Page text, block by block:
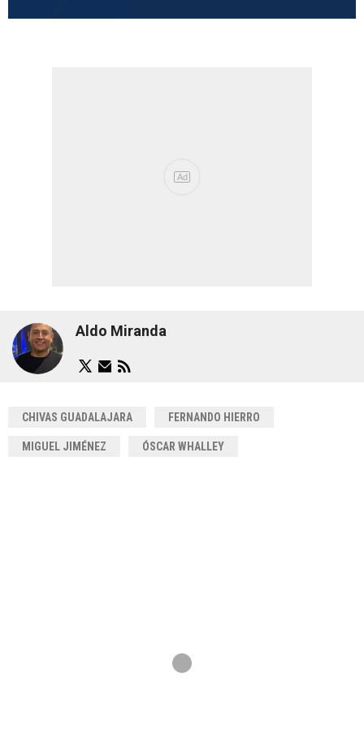
Aldo Miranda
CHIVAS GUADALAJARA FERNANDO HIERRO
MIGUEL JIMÉNEZ ÓSCAR WHALLEY